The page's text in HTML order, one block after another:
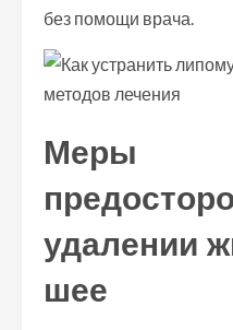
без помощи врача.
Меры
удалении
шее